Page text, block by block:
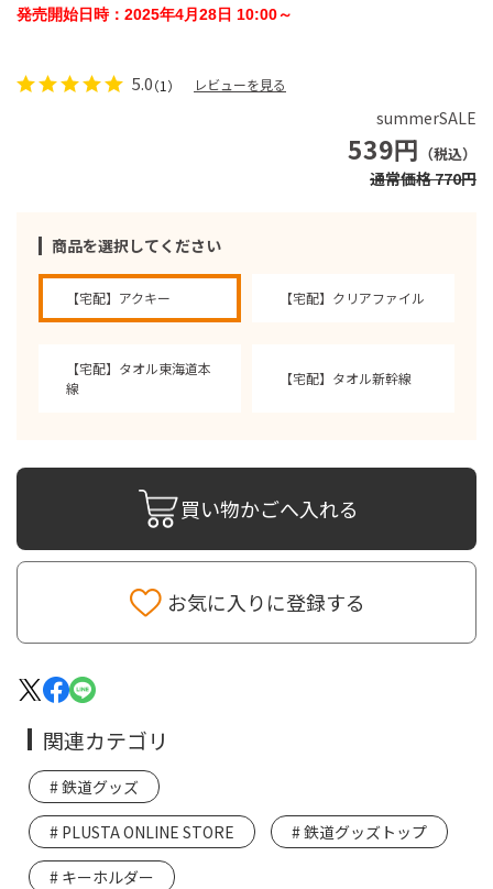
summerSALE
539円 （税込）
通常価格 770円
商品を選択してください
【宅配】アクキー 【宅配】クリアファイル
【宅配】タオル東海道本
線
【宅配】タオル新幹線
発売開始日時：2025年4月28日 10:00～
5.0（1） レビューを見る
買い物かごへ入れる
お気に入りに登録する
関連カテゴリ
鉄道グッズ
PLUSTA ONLINE STORE 鉄道グッズトップ
キーホルダー